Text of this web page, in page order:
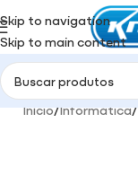
Skip to navigation
Skip to main content
Início/Informática/